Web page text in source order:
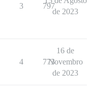
3 797
de 2023
4 773
16 de
Novembro
de 2023